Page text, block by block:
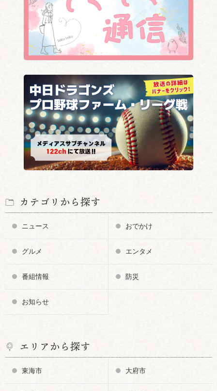
カテゴリから探す
ニュース おでかけ
グルメ エンタメ
番組情報 防災
お知らせ
エリアから探す
東海市 大府市